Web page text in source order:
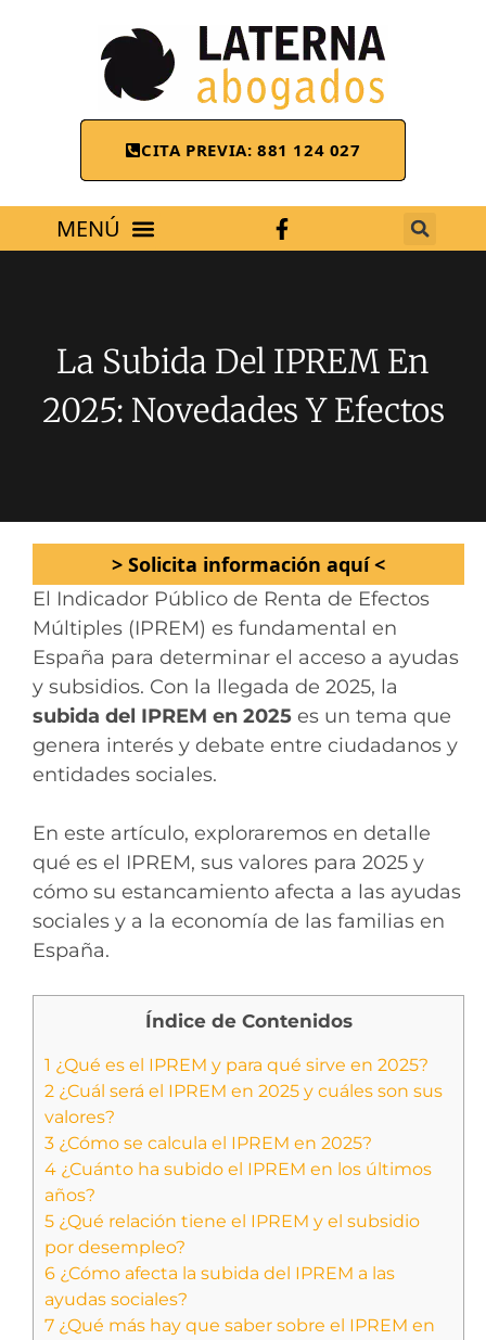
CITA PREVIA: 881 124 027
La Subida Del IPREM En
2025: Novedades Y Efectos
> Solicita información aquí <
El Indicador Público de Renta de Efectos
Múltiples (IPREM) es fundamental en
España para determinar el acceso a ayudas
y subsidios. Con la llegada de 2025, la
subida del IPREM en 2025 es un tema que
genera interés y debate entre ciudadanos y
entidades sociales.
En este artículo, exploraremos en detalle
qué es el IPREM, sus valores para 2025 y
cómo su estancamiento afecta a las ayudas
sociales y a la economía de las familias en
España.
Índice de Contenidos
1 ¿Qué es el IPREM y para qué sirve en 2025?
2 ¿Cuál será el IPREM en 2025 y cuáles son sus
valores?
3 ¿Cómo se calcula el IPREM en 2025?
4 ¿Cuánto ha subido el IPREM en los últimos
años?
5 ¿Qué relación tiene el IPREM y el subsidio
por desempleo?
6 ¿Cómo afecta la subida del IPREM a las
ayudas sociales?
7 ¿Qué más hay que saber sobre el IPREM en